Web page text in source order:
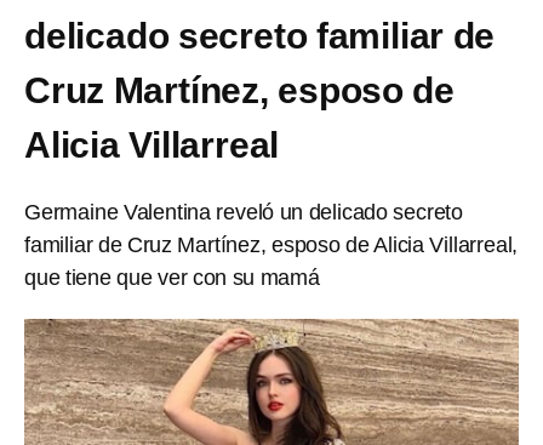
delicado secreto familiar de
Cruz Martínez, esposo de
Alicia Villarreal
Germaine Valentina reveló un delicado secreto
familiar de Cruz Martínez, esposo de Alicia Villarreal,
que tiene que ver con su mamá